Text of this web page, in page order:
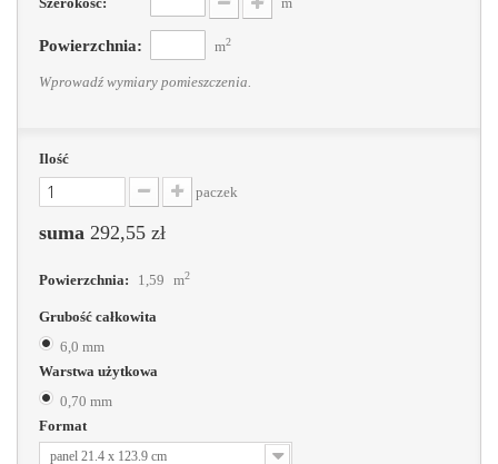
Powierzchnia: m2
Wprowadź wymiary pomieszczenia.
Ilość
paczek
suma 292,55 zł
Powierzchnia: 1,59 m2
Grubość całkowita
6,0 mm
Warstwa użytkowa
0,70 mm
Format
panel 21.4 x 123.9 cm